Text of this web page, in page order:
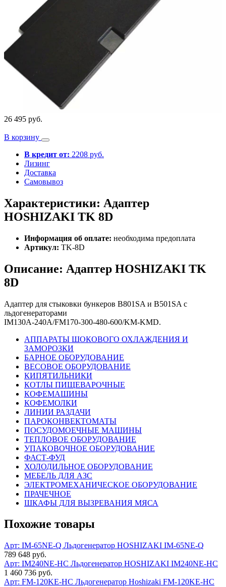
26 495 руб.
В корзину
В кредит от: 2208 руб.
Лизинг
Доставка
Самовывоз
Характеристики: Адаптер
HOSHIZAKI TK 8D
Информация об оплате: необходима предоплата
Артикул: TK-8D
Описание: Адаптер HOSHIZAKI TK
8D
Адаптер для стыковки бункеров B801SA и B501SA с
льдогенераторами
IM130A-240A/FM170-300-480-600/KM-KMD.
АППАРАТЫ ШОКОВОГО ОХЛАЖДЕНИЯ И
ЗАМОРОЗКИ
БАРНОЕ ОБОРУДОВАНИЕ
ВЕСОВОЕ ОБОРУДОВАНИЕ
КИПЯТИЛЬНИКИ
КОТЛЫ ПИЩЕВАРОЧНЫЕ
КОФЕМАШИНЫ
КОФЕМОЛКИ
ЛИНИИ РАЗДАЧИ
ПАРОКОНВЕКТОМАТЫ
ПОСУДОМОЕЧНЫЕ МАШИНЫ
ТЕПЛОВОЕ ОБОРУДОВАНИЕ
УПАКОВОЧНОЕ ОБОРУДОВАНИЕ
ФАСТ-ФУД
ХОЛОДИЛЬНОЕ ОБОРУДОВАНИЕ
МЕБЕЛЬ ДЛЯ АЗС
ЭЛЕКТРОМЕХАНИЧЕСКОЕ ОБОРУДОВАНИЕ
ПРАЧЕЧНОЕ
ШКАФЫ ДЛЯ ВЫЗРЕВАНИЯ МЯСА
Похожие товары
Арт: IM-65NE-Q Льдогенератор HOSHIZAKI IM-65NE-Q
789 648 руб.
Арт: IM240NE-HC Льдогенератор HOSHIZAKI IM240NE-НС
1 460 736 руб.
Арт: FM-120KE-HC Льдогенератор Hoshizaki FM-120KE-HC